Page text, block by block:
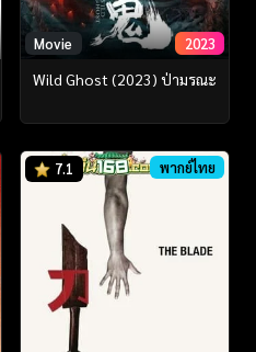
Movie 2023
Wild Ghost (2023) ป่ามรณะ
7.1 พากย์ไทย